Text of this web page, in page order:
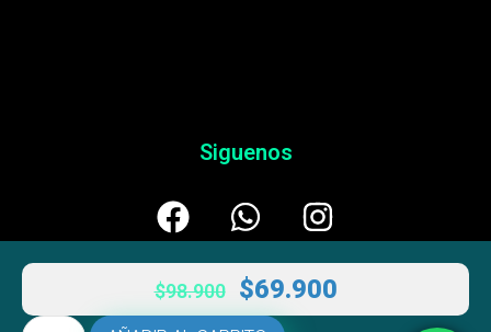
$98.900 $69.900
Siguenos